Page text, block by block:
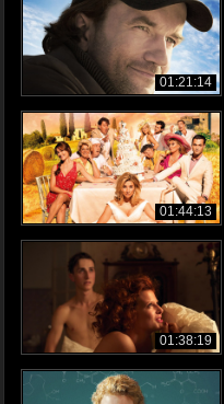
01:21:14
01:44:13
01:38:19